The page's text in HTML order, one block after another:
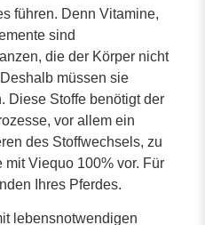
führen. Denn Vitamine,
sind
die der Körper nicht
müssen sie
Diese Stoffe benötigt der
vor allem ein
des Stoffwechsels, zu
Viequo 100% vor. Für
Ihres Pferdes.
lebensnotwendigen